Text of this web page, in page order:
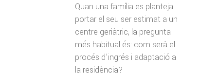
Quan una família es planteja
portar el seu ser estimat a un
centre geriàtric, la pregunta
més habitual és: com serà el
procés d’ingrés i adaptació a
la residència?